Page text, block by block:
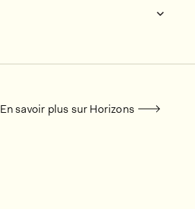
En savoir plus sur Horizons